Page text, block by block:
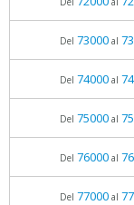
Del 73000al
Del 74000al
Del 75000al
Del 76000al
Del 77000al